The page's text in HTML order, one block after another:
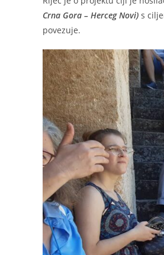
Crna Gora – Herceg Novi) s
povezuje.